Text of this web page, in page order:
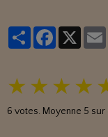
PartagerFacebook
★ ★ ★ ★
6 votes. Moyenne 5 sur